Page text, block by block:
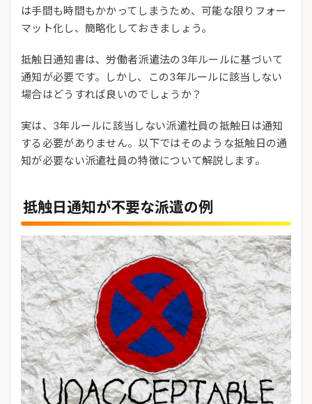
は手間も時間もかかってしまうため、可能な限りフォー
マット化し、簡略化しておきましょう。
抵触日通知書は、労働者派遣法の3年ルールに基づいて
通知が必要です。しかし、この3年ルールに該当しない
場合はどうすれば良いのでしょうか？
実は、3年ルールに該当しない派遣社員の抵触日は通知
する必要がありません。以下ではそのような抵触日の通
知が必要ない派遣社員の特徴について解説します。
抵触日通知が不要な派遣の例